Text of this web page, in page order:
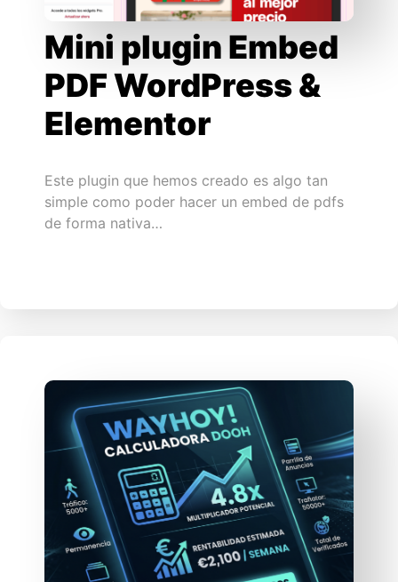
Mini plugin Embed
PDF WordPress &
Elementor
Este plugin que hemos creado es algo tan
simple como poder hacer un embed de pdfs
de forma nativa…